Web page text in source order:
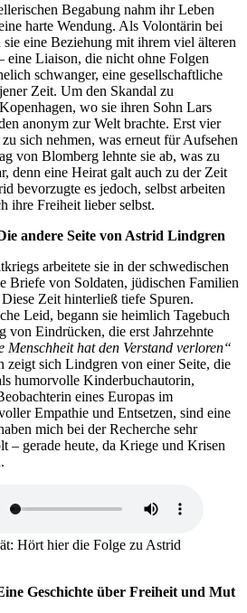
Begabung nahm ihr Leben
harte Wendung. Als Volontärin bei
eine Beziehung mit ihrem viel älteren
Liaison, die nicht ohne Folgen
schwanger, eine gesellschaftliche
Zeit. Um den Skandal zu
wo sie ihren Sohn Lars
anonym zur Welt brachte. Erst vier
sich nehmen, was erneut für Aufsehen
von Blomberg lehnte sie ab, was zu
denn eine Heirat galt auch zu der Zeit
bevorzugte es jedoch, selbst arbeiten
ihre Freiheit lieber selbst.
andere Seite von Astrid Lindgren
arbeitete sie in der schwedischen
Briefe von Soldaten, jüdischen Familien
Zeit hinterließ tiefe Spuren.
Leid, begann sie heimlich Tagebuch
von Eindrücken, die erst Jahrzehnte
Menschheit hat den Verstand verloren“
sich Lindgren von einer Seite, die
humorvolle Kinderbuchautorin,
eines Europas im
Empathie und Entsetzen, sind eine
mich bei der Recherche sehr
– gerade heute, da Kriege und Krisen
Hört hier die Folge zu Astrid
Geschichte über Freiheit und Mut